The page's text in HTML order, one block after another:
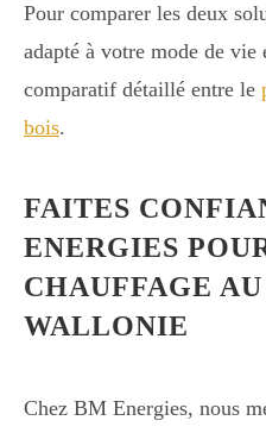
Pour comparer les deux
adapté à votre mode de
comparatif détaillé entre le
bois.
FAITES
ENERGIES
CHAUFFAGE
WALLONIE
Chez BM Energies, nous